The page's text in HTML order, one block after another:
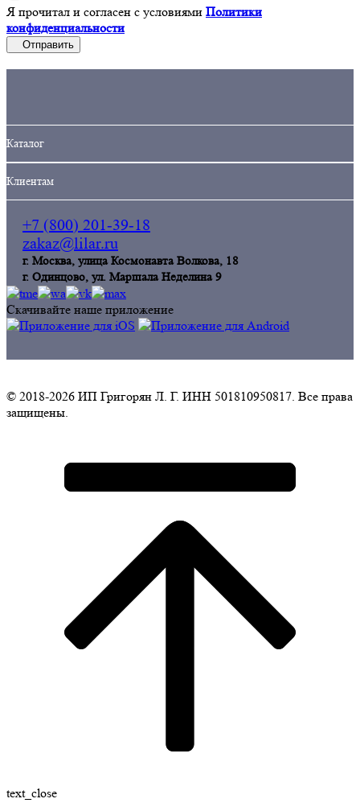
Я прочитал и согласен с условиями Политики
конфиденциальности
Отправить
Кaталог
Клиентам
+7 (800) 201-39-18
zakaz@lilar.ru
г. Москва, улица Космонавта Волкова, 18
г. Одинцoво, ул. Маршала Неделина 9
Скачивайте наше приложение
© 2018-2026 ИП Григорян Л. Г. ИНН 501810950817. Все права
защищены.
text_close